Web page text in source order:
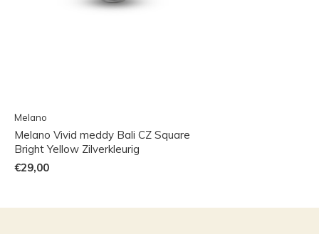
Melano
Melano Vivid meddy Bali CZ Square
Bright Yellow Zilverkleurig
€29,00